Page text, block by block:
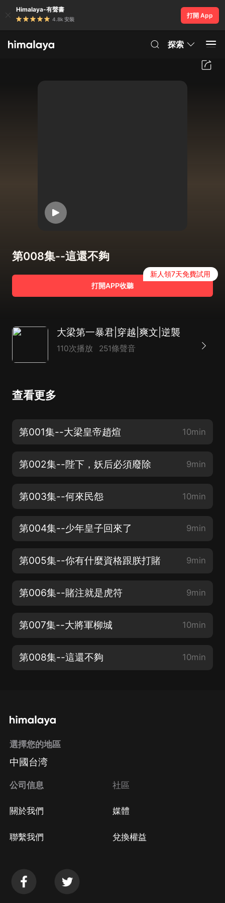
Himalaya-有聲書
4.8k 安裝
打開 App
探索
第008集--這還不夠
打開APP收聽
新人領7天免費試用
大梁第一暴君|穿越|爽文|逆襲
110次播放 251條聲音
查看更多
第001集--大梁皇帝趙煊 10min
第002集--陛下，妖后必須廢除 9min
第003集--何來民怨 10min
第004集--少年皇子回來了 9min
第005集--你有什麼資格跟朕打賭 9min
第006集--賭注就是虎符 9min
第007集--大將軍柳城 10min
第008集--這還不夠 10min
選擇您的地區
中國台湾
公司信息
關於我們
聯繫我們
社區
媒體
兌換權益